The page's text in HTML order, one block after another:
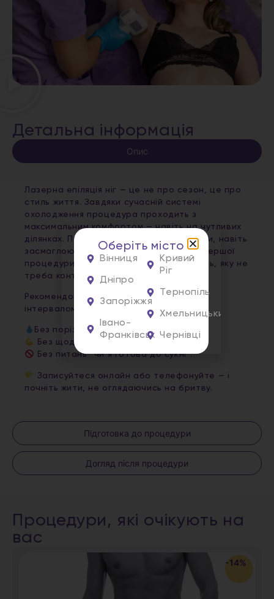
Детальна інформація
Опис
Підготовка до процедури
Догляд після процедури
Лазерна епіляція ніг — це не про сезон, це про
стиль життя. Завдяки сучасній системі
охолодження процедура проходить з
максимальним комфортом — навіть на чутливих
ділянках. Працюємо з усіма типами шкіри, навіть
засмаглою. Результат видно вже після першої
процедури, а повний курс — це гладкість, яку не
треба контролювати щодня.
Рекомендований курс: від 6 процедур з
інтервалом у 4-6 тижнів.
Без порізів.
Без щоденної боротьби з небажаним.
Без питань “чи я готова до сукні”.
Записуйтеся онлайн або телефонуйте — і
почніть жити, не оглядаючись на бритву.
Процедури, які очікують на
вас
-14%
Оберіть місто
Вінниця
Дніпро
Запоріжжя
Івано-
Франківськ
Кривий
Ріг
Тернопіль
Хмельницький
Чернівці